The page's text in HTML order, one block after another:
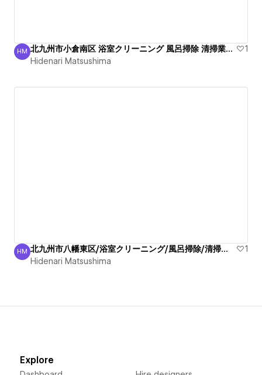
Hidenari Matsushima
HM 北九州市小倉南区 浴室クリーニング 風呂掃除 清掃業者 綺麗
1
Hidenari Matsushima
Hidenari Matsushima
HM 北九州市八幡東区/浴室クリーニング/風呂掃除/清掃業者/綺麗
1
Hidenari Matsushima
Explore